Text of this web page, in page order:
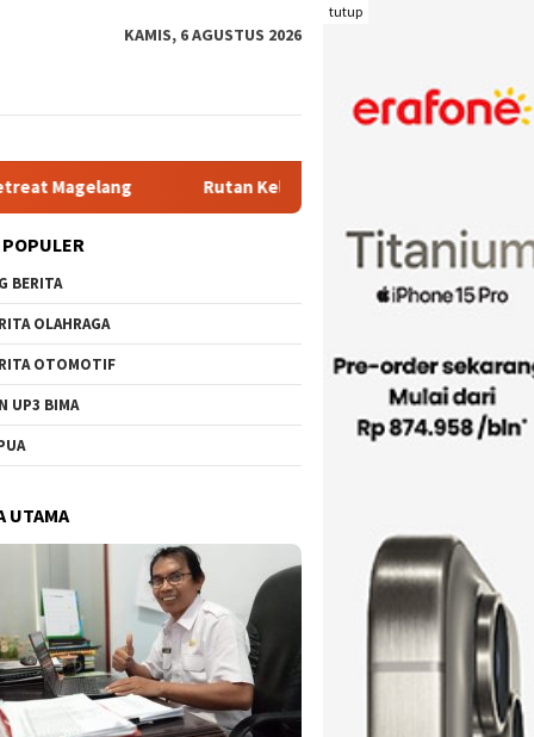
tutup
KAMIS, 6 AGUSTUS 2026
Rutan Kelas IIB Raba Bima Sambut Kunjungan Pj. Wali Kota
BERITA
OLAHRAGA
OTOMOTIF
UP3 BIMA
UTAMA